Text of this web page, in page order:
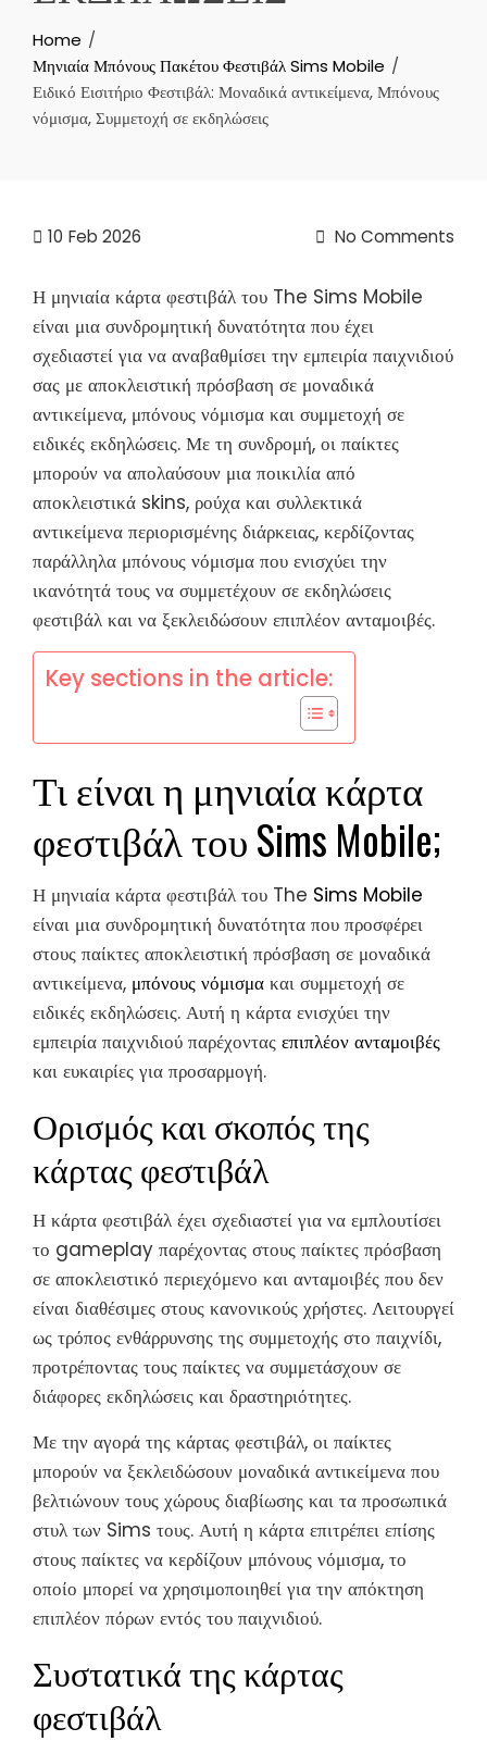
Home
Μηνιαία Μπόνους Πακέτου Φεστιβάλ Sims Mobile
Ειδικό Εισιτήριο Φεστιβάλ: Μοναδικά αντικείμενα, Μπόνους
νόμισμα, Συμμετοχή σε εκδηλώσεις
10 Feb 2026 No Comments
Η μηνιαία κάρτα φεστιβάλ του The Sims Mobile
είναι μια συνδρομητική δυνατότητα που έχει
σχεδιαστεί για να αναβαθμίσει την εμπειρία παιχνιδιού
σας με αποκλειστική πρόσβαση σε μοναδικά
αντικείμενα, μπόνους νόμισμα και συμμετοχή σε
ειδικές εκδηλώσεις. Με τη συνδρομή, οι παίκτες
μπορούν να απολαύσουν μια ποικιλία από
αποκλειστικά skins, ρούχα και συλλεκτικά
αντικείμενα περιορισμένης διάρκειας, κερδίζοντας
παράλληλα μπόνους νόμισμα που ενισχύει την
ικανότητά τους να συμμετέχουν σε εκδηλώσεις
φεστιβάλ και να ξεκλειδώσουν επιπλέον ανταμοιβές.
Key sections in the article:
Τι είναι η μηνιαία κάρτα
φεστιβάλ του Sims Mobile;
Η μηνιαία κάρτα φεστιβάλ του The Sims Mobile
είναι μια συνδρομητική δυνατότητα που προσφέρει
στους παίκτες αποκλειστική πρόσβαση σε μοναδικά
αντικείμενα, μπόνους νόμισμα και συμμετοχή σε
ειδικές εκδηλώσεις. Αυτή η κάρτα ενισχύει την
εμπειρία παιχνιδιού παρέχοντας επιπλέον ανταμοιβές
και ευκαιρίες για προσαρμογή.
Ορισμός και σκοπός της
κάρτας φεστιβάλ
Η κάρτα φεστιβάλ έχει σχεδιαστεί για να εμπλουτίσει
το gameplay παρέχοντας στους παίκτες πρόσβαση
σε αποκλειστικό περιεχόμενο και ανταμοιβές που δεν
είναι διαθέσιμες στους κανονικούς χρήστες. Λειτουργεί
ως τρόπος ενθάρρυνσης της συμμετοχής στο παιχνίδι,
προτρέποντας τους παίκτες να συμμετάσχουν σε
διάφορες εκδηλώσεις και δραστηριότητες.
Με την αγορά της κάρτας φεστιβάλ, οι παίκτες
μπορούν να ξεκλειδώσουν μοναδικά αντικείμενα που
βελτιώνουν τους χώρους διαβίωσης και τα προσωπικά
στυλ των Sims τους. Αυτή η κάρτα επιτρέπει επίσης
στους παίκτες να κερδίζουν μπόνους νόμισμα, το
οποίο μπορεί να χρησιμοποιηθεί για την απόκτηση
επιπλέον πόρων εντός του παιχνιδιού.
Συστατικά της κάρτας
φεστιβάλ